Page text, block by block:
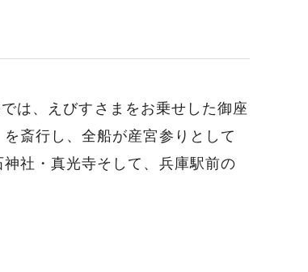
は、えびすさまをお乗せした御座
斎行し、全船が産宮参りとして
社・真光寺そして、兵庫駅前の